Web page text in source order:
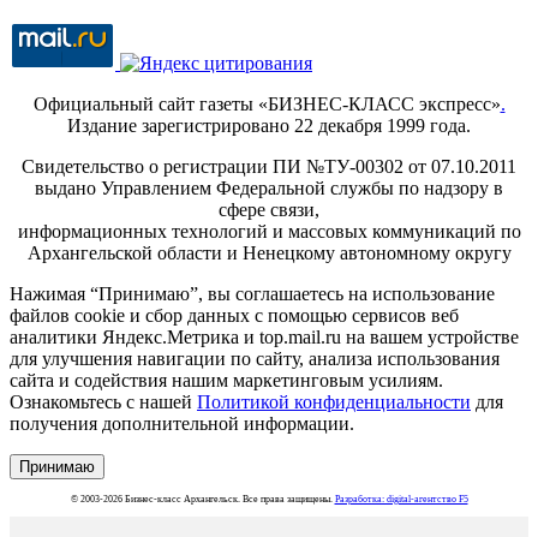
Официальный сайт газеты «БИЗНЕС-КЛАСС экспресс».
Издание зарегистрировано 22 декабря 1999 года.
Свидетельство о регистрации ПИ №ТУ-00302 от 07.10.2011
выдано Управлением Федеральной службы по надзору в
сфере связи,
информационных технологий и массовых коммуникаций по
Архангельской области и Ненецкому автономному округу
Нажимая “Принимаю”, вы соглашаетесь на использование
файлов cookie и сбор данных с помощью сервисов веб
аналитики Яндекс.Метрика и top.mail.ru на вашем устройстве
для улучшения навигации по сайту, анализа использования
сайта и содействия нашим маркетинговым усилиям.
Ознакомьтесь с нашей Политикой конфиденциальности для
получения дополнительной информации.
Принимаю
© 2003-2026 Бизнес-класс Архангельск. Все права защищены. Разработка: digital-агентство F5